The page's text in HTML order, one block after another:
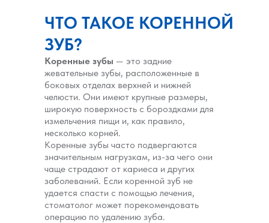
ЧТО ТАКОЕ КОРЕННОЙ
ЗУБ?
Коренные зубы — это задние
жевательные зубы, расположенные в
боковых отделах верхней и нижней
челюсти. Они имеют крупные размеры,
широкую поверхность с бороздками для
измельчения пищи и, как правило,
несколько корней.
Коренные зубы часто подвергаются
значительным нагрузкам, из-за чего они
чаще страдают от кариеса и других
заболеваний. Если коренной зуб не
удается спасти с помощью лечения,
стоматолог может порекомендовать
операцию по удалению зуба.